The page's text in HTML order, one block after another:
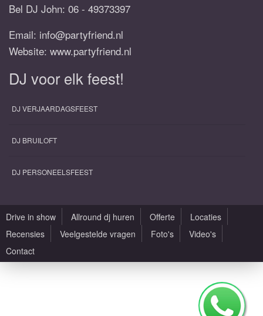
Bel DJ John: 06 - 49373397
Email: info@partyfriend.nl
Website: www.partyfriend.nl
DJ voor elk feest!
DJ VERJAARDAGSFEEST
DJ BRUILOFT
DJ PERSONEELSFEEST
Drive in show Allround dj huren Offerte
Locaties
Recensies
Veelgestelde vragen Foto's
Video's
Contact
Algemene voorwaarden
Zaallocaties |Design by